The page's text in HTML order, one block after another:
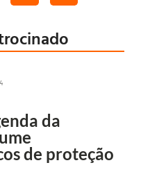
da
de proteção